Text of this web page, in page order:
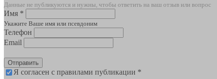
Данные не публикуются и нужны, чтобы ответить на ваш отзыв или вопрос
Имя *
Укажите Ваше имя или псевдоним
Телефон
Email
Отправить
Я согласен с правилами публикации *